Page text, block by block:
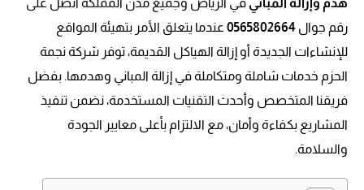
رقم جوال 0565802664 عندما يتعلق الأمر بتهيئة المواقع
للإنشاءات الجديدة أو إزالة الهياكل القديمة، توفر شركة نجمة
الحزم خدمات شاملة ومتكاملة في إزالة المباني وهدمها. بفضل
فريقنا المتخصص وأحدث التقنيات المستخدمة، نضمن تنفيذ
المشاريع بكفاءة وأمان، مع الالتزام بأعلى معايير الجودة
والسلامة.